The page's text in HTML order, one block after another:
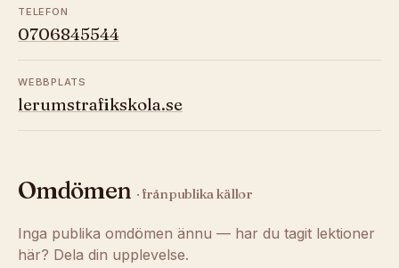
TELEFON
0706845544
WEBBPLATS
lerumstrafikskola.se
Omdömen · från publika källor
Inga publika omdömen ännu — har du tagit lektioner
här? Dela din upplevelse.